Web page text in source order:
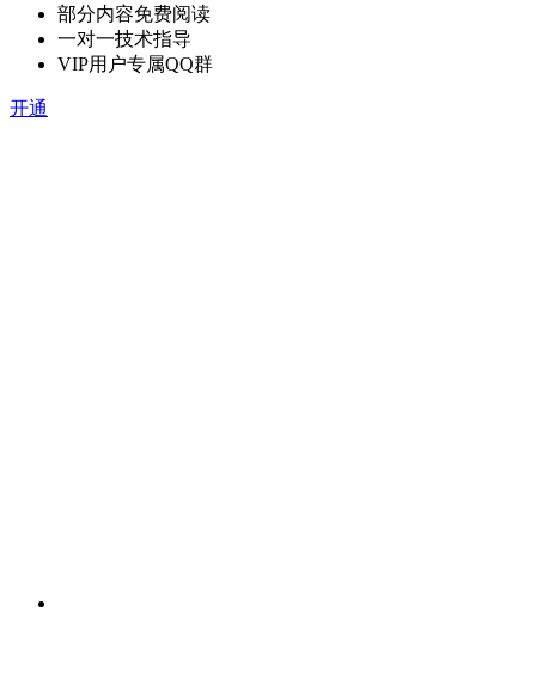
部分内容免费阅读
一对一技术指导
VIP用户专属QQ群
开通